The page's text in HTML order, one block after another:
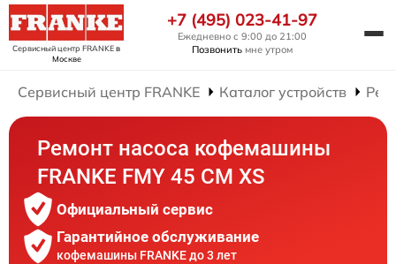
Сервисный центр FRANKEв
Москве
+7 (495) 023-41-97
Ежедневно с 9:00 до 21:00
Позвонить мне утром
Сервисный центр FRANKE Каталог устройств
Ремонт насоса кофемашины
FRANKE FMY 45 CM XS
Официальный сервис
Гарантийное обслуживание
кофемашины FRANKE до 3 лет